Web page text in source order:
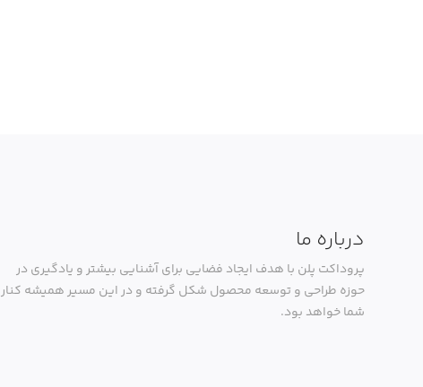
درباره ما
پروداکت پلن با هدف ایجاد فضایی برای آشنایی بیشتر و یادگیری در
حوزه طراحی و توسعه محصول شکل گرفته و در این مسیر همیشه کنار
شما خواهد بود.